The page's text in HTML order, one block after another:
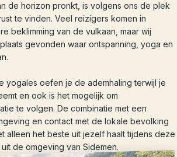
de horizon pronkt, is volgens ons de plek
te vinden. Veel reizigers komen in
beklimming van de vulkaan, maar wij
gevonden waar ontspanning, yoga en
yogales oefen je de ademhaling terwijl je
en ook is het mogelijk om
te volgen. De combinatie met een
en contact met de lokale bevolking
alleen het beste uit jezelf haalt tijdens deze
de omgeving van Sidemen.